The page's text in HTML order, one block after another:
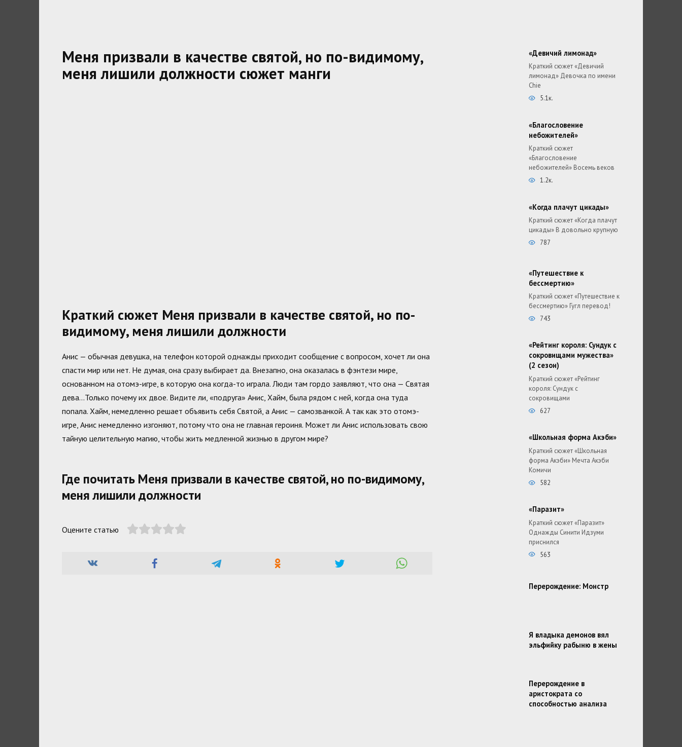
Меня призвали в качестве святой, но по-видимому,
меня лишили должности сюжет манги
Краткий сюжет Меня призвали в качестве святой, но по-
видимому, меня лишили должности
Анис — обычная девушка, на телефон которой однажды приходит сообщение с вопросом, хочет ли она
спасти мир или нет. Не думая, она сразу выбирает да. Внезапно, она оказалась в фэнтези мире,
основанном на отомэ-игре, в которую она когда-то играла. Люди там гордо заявляют, что она — Святая
дева…Только почему их двое. Видите ли, «подруга» Анис, Хайм, была рядом с ней, когда она туда
попала. Хайм, немедленно решает объявить себя Святой, а Анис — самозванкой. А так как это отомэ-
игре, Анис немедленно изгоняют, потому что она не главная героиня. Может ли Анис использовать свою
тайную целительную магию, чтобы жить медленной жизнью в другом мире?
Где почитать Меня призвали в качестве святой, но по-видимому,
меня лишили должности
Оцените статью
«Девичий лимонад»
Краткий сюжет «Девичий
лимонад» Девочка по имени
Chie
5.1к.
«Благословение
небожителей»
Краткий сюжет
«Благословение
небожителей» Восемь веков
1.2к.
«Когда плачут цикады»
Краткий сюжет «Когда плачут
цикады» В довольно крупную
787
«Путешествие к
бессмертию»
Краткий сюжет «Путешествие к
бессмертию» Гугл перевод!
743
«Рейтинг короля: Сундук с
сокровищами мужества»
(2 сезон)
Краткий сюжет «Рейтинг
короля: Сундук с
сокровищами
627
«Школьная форма Акэби»
Краткий сюжет «Школьная
форма Акэби» Мечта Акэби
Комичи
582
«Паразит»
Краткий сюжет «Паразит»
Однажды Синити Идзуми
приснился
563
Перерождение: Монстр
Я владыка демонов вял
эльфийку рабыню в жены
Перерождение в
аристократа со
способностью анализа